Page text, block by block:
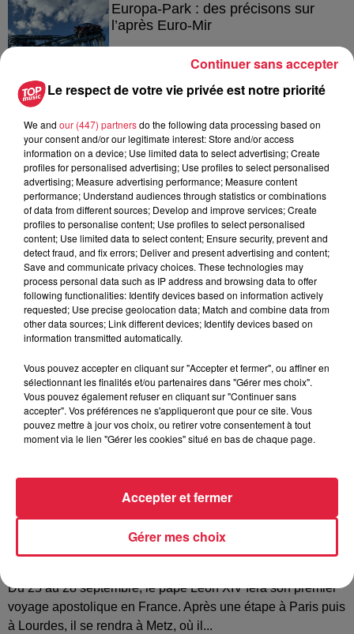
Europa-Park : des précisons sur
l’après Euro-Mir
4 août 2026
meilleures adresses pour rouler à...
À découvrir également
Les dernières infos sur la venue du pape à
Du 25 au 28 septembre, le pape Léon XIV fera son premier
voyage apostolique en France. Après une étape à Paris puis
à Lourdes, il se rendra à Metz, où il...
Le respect de votre vie privée est notre priorité
We and our (447) partnersdo the following data processing based on
your consent and/or our legitimate interest: Store and/or access
information on a device; Use limited data to select advertising; Create
profiles for personalised advertising; Use profiles to select personalised
advertising; Measure advertising performance; Measure content
performance; Understand audiences through statistics or combinations
of data from different sources; Develop and improve services; Create
profiles to personalise content; Use profiles to select personalised
content; Use limited data to select content; Ensure security, prevent and
detect fraud, and fix errors; Deliver and present advertising and content;
Save and communicate privacy choices. These technologies may
process personal data such as IP address and browsing data to offer
following functionalities: Identify devices based on information actively
requested; Use precise geolocation data; Match and combine data from
other data sources; Link different devices; Identify devices based on
information transmitted automatically.
Vous pouvez accepter en cliquant sur "Accepter et fermer", ou affiner en
sélectionnant les finalités et/ou partenaires dans "Gérer mes choix".
Vous pouvez également refuser en cliquant sur "Continuer sans
accepter". Vos préférences ne s'appliqueront que pour ce site. Vous
pouvez mettre à jour vos choix, ou retirer votre consentement à tout
moment via le lien "Gérer les cookies" situé en bas de chaque page.
Gérer mes choix
Accepter et fermer
Continuer sans accepter